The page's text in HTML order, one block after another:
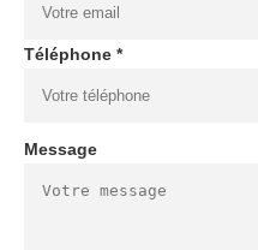
Téléphone *
Message